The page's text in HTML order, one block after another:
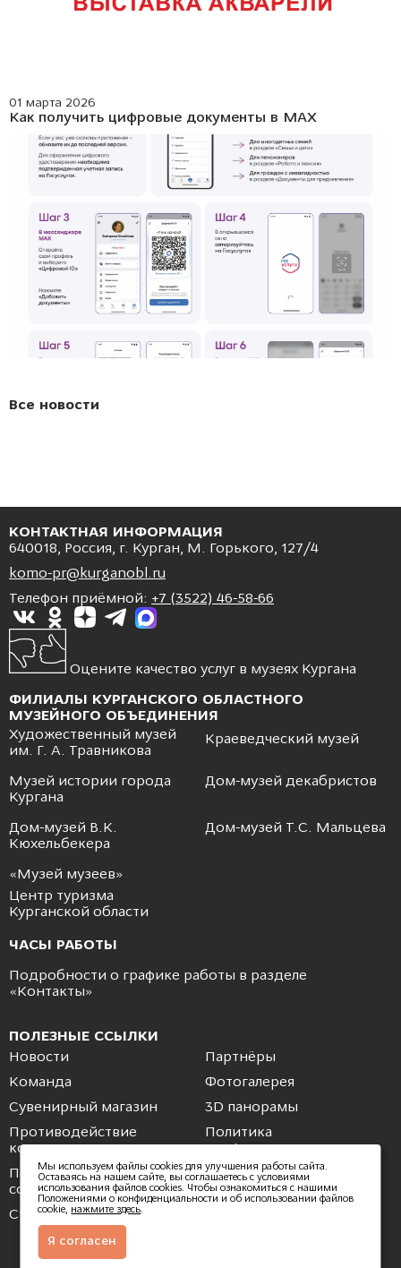
01 марта 2026
Как получить цифровые документы в МАХ
Все новости
КОНТАКТНАЯ ИНФОРМАЦИЯ
640018, Россия, г. Курган, М. Горького, 127/4
komo-pr@kurganobl.ru
Телефон приёмной: +7 (3522) 46-58-66
Оцените качество услуг в музеях Кургана
ФИЛИАЛЫ КУРГАНСКОГО ОБЛАСТНОГО
МУЗЕЙНОГО ОБЪЕДИНЕНИЯ
Художественный музей
им. Г. А. Травникова
Краеведческий музей
Музей истории города
Кургана
Дом-музей декабристов
Дом-музей В.К.
Кюхельбекера
Дом-музей Т.С. Мальцева
«Музей музеев»
Центр туризма
Курганской области
ЧАСЫ РАБОТЫ
Подробности о графике работы в разделе
« Контакты»
ПОЛЕЗНЫЕ ССЫЛКИ
Новости
Партнёры
Команда
Фотогалерея
Сувенирный магазин
3D панорамы
Противодействие
коррупции
Политика
конфиденциальности
Пользовательское
соглашение
Обратная связь
Стать партнером
© 2026 Разработанно студией
Мы используем файлы cookies для улучшения работы сайта.
Оставаясь на нашем сайте, вы соглашаетесь с условиями
использования файлов cookies. Чтобы ознакомиться с нашими
Положениями о конфиденциальности и об использовании файлов
cookie, нажмите здесь.
Я согласен